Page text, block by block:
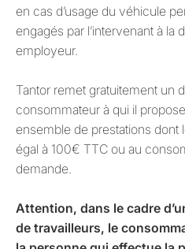
en cas d’usage du véhicule
engagés par l’intervenant à la
employeur.
Tantor remet gratuitement un
consommateur à qui il
ensemble de prestations dont
égal à 100€ TTC ou au
demande.
Attention, dans le cadre
de travailleurs, le